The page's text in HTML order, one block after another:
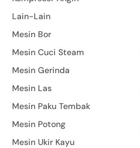
Lain-Lain
Mesin Bor
Mesin Cuci Steam
Mesin Gerinda
Mesin Las
Mesin Paku Tembak
Mesin Potong
Mesin Ukir Kayu